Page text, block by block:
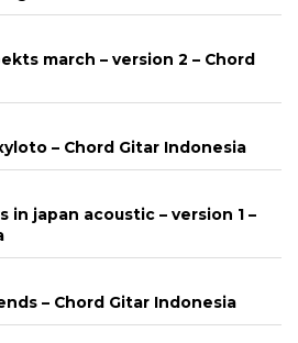
march – version 2 – Chord
– Chord Gitar Indonesia
in japan acoustic – version 1 –
– Chord Gitar Indonesia